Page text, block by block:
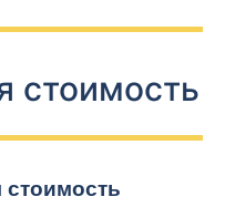
стоимость